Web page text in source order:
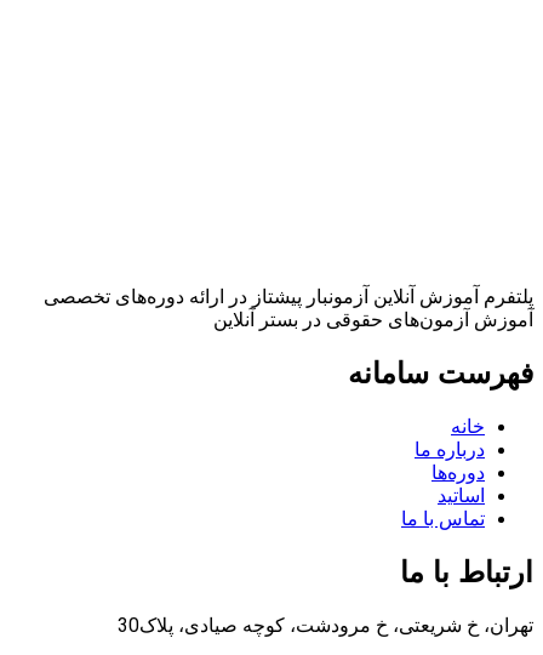
پلتفرم آموزش آنلاین آزمونبار پیشتاز در ارائه دوره‌های تخصصی
آموزش آزمون‌های حقوقی در بستر آنلاین
فهرست سامانه
خانه
درباره ما
دوره‌ها
اساتید
تماس با ما
ارتباط با ما
تهران، خ شریعتی، خ مرودشت، کوچه صیادی، پلاک30